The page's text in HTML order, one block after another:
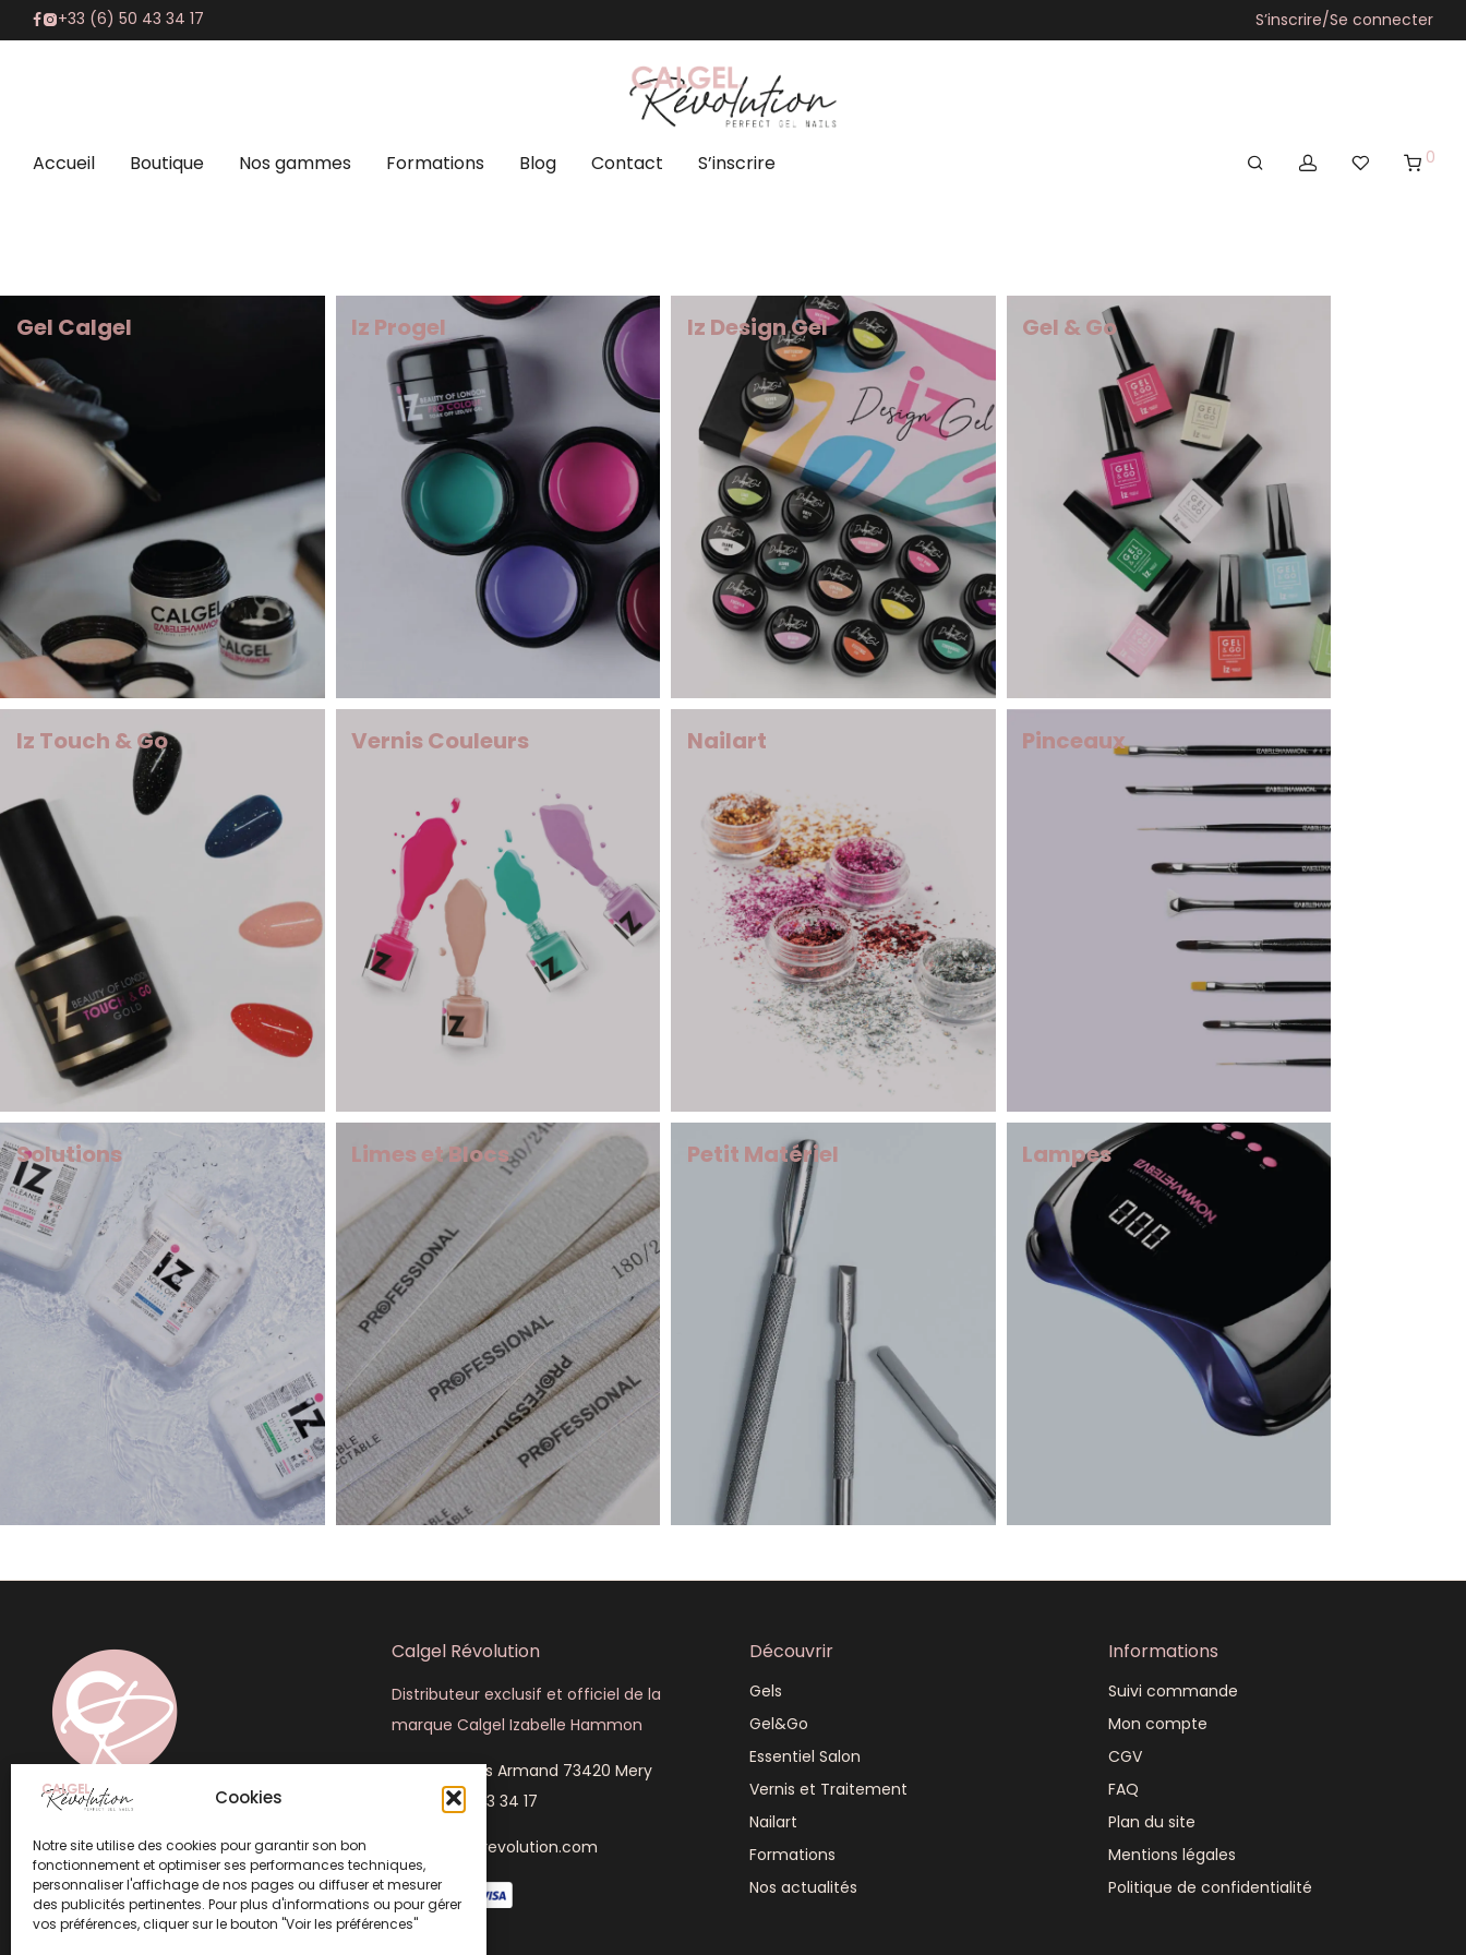
Cookies
Notre site utilise des cookies pour garantir son bon
fonctionnement et optimiser ses performances techniques,
personnaliser l'affichage de nos pages ou diffuser et mesurer
des publicités pertinentes. Pour plus d'informations ou pour gérer
vos préférences, cliquer sur le bouton "Voir les préférences"
+33 (6) 50 43 34 17 S’inscrire/Se connecter
Accueil Boutique Nos gammes Formations Blog Contact S’inscrire 0
Gel Calgel Iz Progel Iz Design Gel Gel & Go
Iz Touch & Go Vernis Couleurs Nailart Pinceaux
Solutions Limes et Blocs Petit Matériel Lampes
Calgel Révolution
Distributeur exclusif et officiel de la
marque Calgel Izabelle Hammon
445 rue Louis Armand 73420 Mery
+33 (6) 50 43 34 17
info@calgelrevolution.com
Découvrir
Gels
Gel&Go
Essentiel Salon
Vernis et Traitement
Nailart
Formations
Nos actualités
Informations
Suivi commande
Mon compte
CGV
FAQ
Plan du site
Mentions légales
Politique de confidentialité